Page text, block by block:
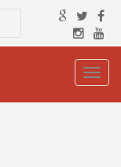
Toggle
navigation